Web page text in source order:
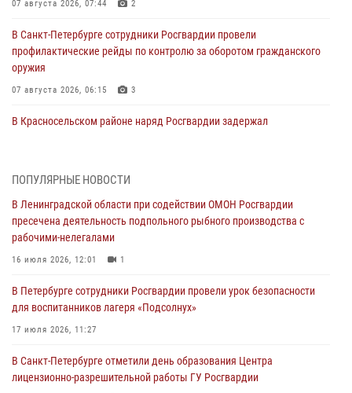
07 августа 2026, 07:44 2
В Санкт-Петербурге сотрудники Росгвардии провели
профилактические рейды по контролю за оборотом гражданского
оружия
07 августа 2026, 06:15 3
В Красносельском районе наряд Росгвардии задержал
06 августа 2026, 13:39 1
В Центральном районе росгвардейцы оперативно задержали
хулигана, стрелявшего из пускового устройства рядом с жилыми
домами
06 августа 2026, 11:36
Сотрудники и военнослужащие Росгвардии обеспечили
правопорядок при проведении матча "Зенит" - "Балтика"
06 августа 2026, 07:30
В Выборгском районе наряд Росгвардии обнаружил
разыскиваемый преступный автотранспорт
ПОПУЛЯРНЫЕ НОВОСТИ
В Ленинградской области при содействии ОМОН Росгвардии
пресечена деятельность подпольного рыбного производства с
рабочими-нелегалами
16 июля 2026, 12:01 1
В Петербурге сотрудники Росгвардии провели урок безопасности
для воспитанников лагеря «Подсолнух»
17 июля 2026, 11:27
В Санкт-Петербурге отметили день образования Центра
лицензионно-разрешительной работы ГУ Росгвардии